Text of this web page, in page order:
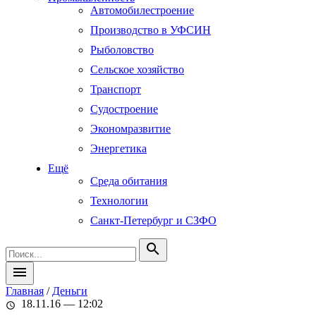
Автомобилестроение
Производство в УФСИН
Рыболовство
Сельское хозяйство
Транспорт
Судостроение
Экономразвитие
Энергетика
Ещё
Среда обитания
Технологии
Санкт-Петербург и СЗФО
search
menu
Главная / Деньги
schedule 18.11.16 — 12:02